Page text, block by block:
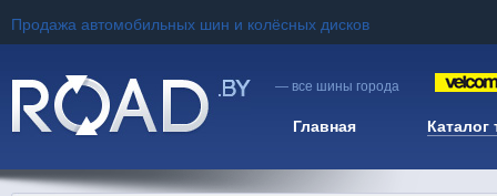
Продажа автомобильных шин и колёсных дисков
— все шины города
Главная Каталог